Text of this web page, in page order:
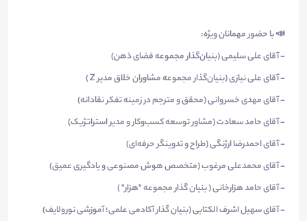
📣 با حضور مهمانان ویژه:
- آقای علی سلیمی (بنیان‌گذار مجموعه فضای ذهن)
- آقای علی نیازی (بنیان‌گذار مجموعه مشاوران خلاق مدیر Z )
- آقای مهدی خسروانی (محقق و مترجم در زمینه تفکر نقادانه)
- آقای حامد سعادت (مشاور توسعه کسب‌وکار و مدیر استراتژیک)
- آقای احمدرضا ارژنگی (طراح و تدوینگر حرفه‌ای)
- آقای محمدعلی مرغوب (متخصص هوش مصنوعی و یادگیری عمیق)
- آقای حامد هزارخانی ( بنیان گذار مجموعه "هزار" )
- آقای سهیل اشرف الکتابی (بنیان گذار آکادمی علمی؛ آموزشی نورولایف)